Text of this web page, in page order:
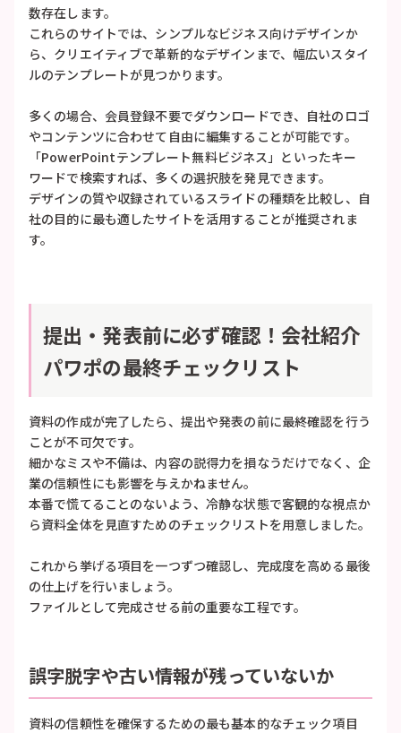
数存在します。
これらのサイトでは、シンプルなビジネス向けデザインか
ら、クリエイティブで革新的なデザインまで、幅広いスタイ
ルのテンプレートが見つかります。
多くの場合、会員登録不要でダウンロードでき、自社のロゴ
やコンテンツに合わせて自由に編集することが可能です。
「PowerPointテンプレート無料ビジネス」といったキー
ワードで検索すれば、多くの選択肢を発見できます。
デザインの質や収録されているスライドの種類を比較し、自
社の目的に最も適したサイトを活用することが推奨されま
す。
提出・発表前に必ず確認！会社紹介
パワポの最終チェックリスト
資料の作成が完了したら、提出や発表の前に最終確認を行う
ことが不可欠です。
細かなミスや不備は、内容の説得力を損なうだけでなく、企
業の信頼性にも影響を与えかねません。
本番で慌てることのないよう、冷静な状態で客観的な視点か
ら資料全体を見直すためのチェックリストを用意しました。
これから挙げる項目を一つずつ確認し、完成度を高める最後
の仕上げを行いましょう。
ファイルとして完成させる前の重要な工程です。
誤字脱字や古い情報が残っていないか
資料の信頼性を確保するための最も基本的なチェック項目